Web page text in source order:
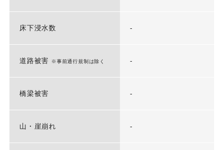
床下浸水数 -
道路被害 ※事前通行規制は除く -
橋梁被害 -
山・崖崩れ -